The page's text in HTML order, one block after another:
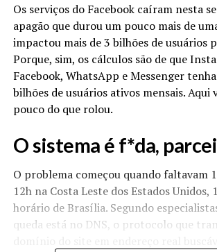
Os serviços do Facebook caíram nesta
apagão que durou um pouco mais de
impactou mais de 3 bilhões de usuários
Porque, sim, os cálculos são de que
Facebook, WhatsApp e Messenger
bilhões de usuários ativos mensais. Aqui
pouco do que rolou.
O sistema é f*da,
O problema começou quando faltavam
12h na Costa Leste dos Estados Unidos,
horário de Brasília. Segundo
queda está no DNS, o protocolo que